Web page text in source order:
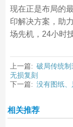
现在正是布局的
印解决方案，助
场先机，24小时
上一篇: 破局传统
无损复刻
下一篇: 没有图纸
相关推荐